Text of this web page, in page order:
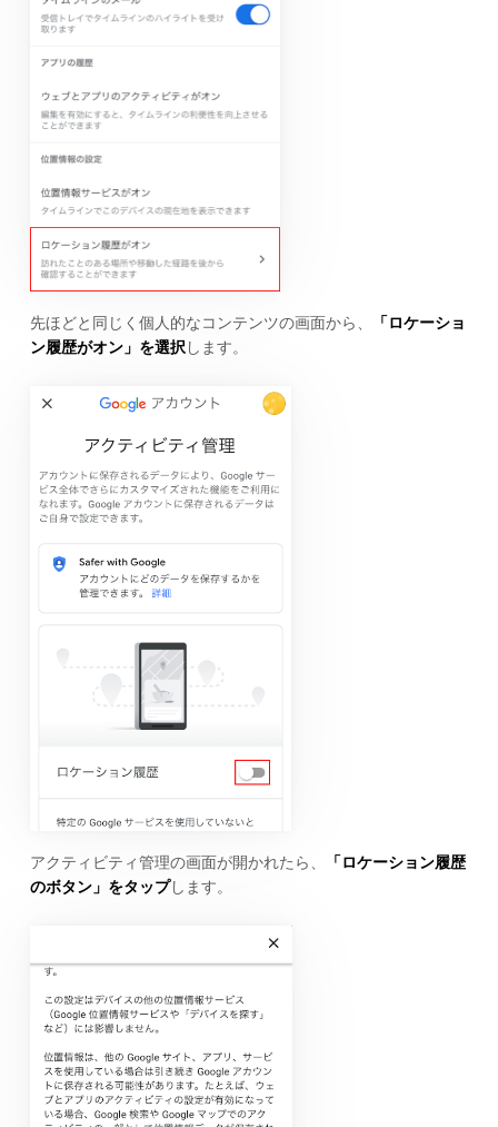
先ほどと同じく個人的なコンテンツの画面から、
「ロケーショ
ン履歴がオン」を選択します。
アクティビティ管理の画面が開かれたら、
「ロケーション履歴
のボタン」をタップします。